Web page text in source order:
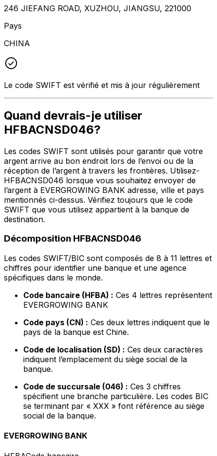
246 JIEFANG ROAD, XUZHOU, JIANGSU, 221000
Pays
CHINA
Le code SWIFT est vérifié et mis à jour régulièrement
Quand devrais-je utiliser
HFBACNSD046?
Les codes SWIFT sont utilisés pour garantir que votre
argent arrive au bon endroit lors de l’envoi ou de la
réception de l’argent à travers les frontières. Utilisez-
HFBACNSD046 lorsque vous souhaitez envoyer de
l’argent à EVERGROWING BANK adresse, ville et pays
mentionnés ci-dessus. Vérifiez toujours que le code
SWIFT que vous utilisez appartient à la banque de
destination.
Décomposition HFBACNSD046
Les codes SWIFT/BIC sont composés de 8 à 11 lettres et
chiffres pour identifier une banque et une agence
spécifiques dans le monde.
Code bancaire (HFBA) : Ces 4 lettres représentent
EVERGROWING BANK
Code pays (CN) : Ces deux lettres indiquent que le
pays de la banque est Chine.
Code de localisation (SD) : Ces deux caractères
indiquent l’emplacement du siège social de la
banque.
Code de succursale (046) : Ces 3 chiffres
spécifient une branche particulière. Les codes BIC
se terminant par « XXX » font référence au siège
social de la banque.
EVERGROWING BANK